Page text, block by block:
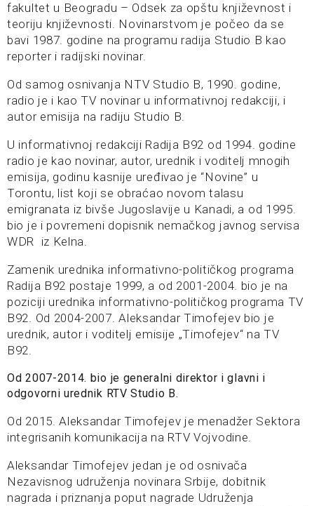
fakultet u Beogradu – Odsek za opštu književnost i
teoriju književnosti. Novinarstvom je počeo da se
bavi 1987. godine na programu radija Studio B kao
reporter i radijski novinar.
Od samog osnivanja NTV Studio B, 1990. godine,
radio je i kao TV novinar u informativnoj redakciji, i
autor emisija na radiju Studio B.
U informativnoj redakciji Radija B92 od 1994. godine
radio je kao novinar, autor, urednik i voditelj mnogih
emisija, godinu kasnije uređivao je “Novine” u
Torontu, list koji se obraćao novom talasu
emigranata iz bivše Jugoslavije u Kanadi, a od 1995.
bio je i povremeni dopisnik nemačkog javnog servisa
WDR iz Kelna.
Zamenik urednika informativno-političkog programa
Radija B92 postaje 1999, a od 2001-2004. bio je na
poziciji urednika informativno-političkog programa TV
B92. Od 2004-2007. Aleksandar Timofejev bio je
urednik, autor i voditelj emisije „Timofejev“ na TV
B92.
Od 2007-2014. bio je generalni direktor i glavni i
odgovorni urednik RTV Studio B.
Od 2015. Aleksandar Timofejev je menadžer Sektora
integrisanih komunikacija na RTV Vojvodine.
Aleksandar Timofejev jedan je od osnivača
Nezavisnog udruženja novinara Srbije, dobitnik
nagrada i priznanja poput nagrade Udruženja